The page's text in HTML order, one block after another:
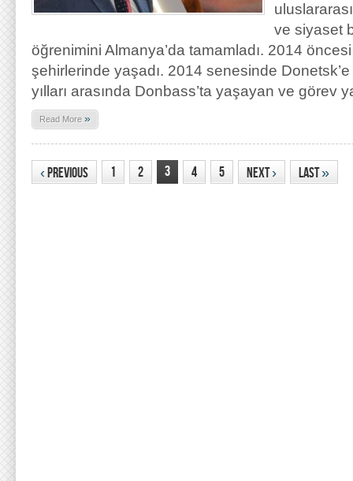
ve siyaset
öğrenimini Almanya’da tamamladı. 2014 öncesi
şehirlerinde yaşadı. 2014 senesinde
yılları arasında Donbass’ta yaşayan ve görev
Read More »
‹ Previous 1 2 3 4 5 Next› Last»